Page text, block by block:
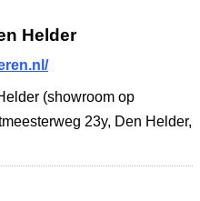
Helder
(showroom op
23y, Den Helder,